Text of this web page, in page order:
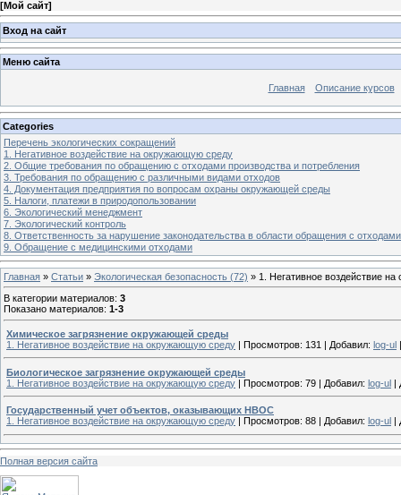
[Мой сайт]
Вход на сайт
Меню сайта
Главная Описание курсов
Categories
Перечень экологических сокращений
1. Негативное воздействие на окружающую среду
2. Общие требования по обращению с отходами производства и потребления
3. Требования по обращению с различными видами отходов
4. Документация предприятия по вопросам охраны окружающей среды
5. Налоги, платежи в природопользовании
6. Экологический менеджмент
7. Экологический контроль
8. Ответственность за нарушение законодательства в области обращения с отходами
9. Обращение с медицинскими отходами
Главная » Статьи » Экологическая безопасность (72) » 1. Негативное воздействие
В категории материалов: 3
Показано материалов: 1-3
Химическое загрязнение окружающей среды
1. Негативное воздействие на окружающую среду | Просмотров: 131 | Добавил: log-ul
Биологическое загрязнение окружающей среды
1. Негативное воздействие на окружающую среду | Просмотров: 79 | Добавил: log-ul |
Государственный учет объектов, оказывающих НВОС
1. Негативное воздействие на окружающую среду
Просмотров: 88 Добавил: log-ul
Полная версия сайта